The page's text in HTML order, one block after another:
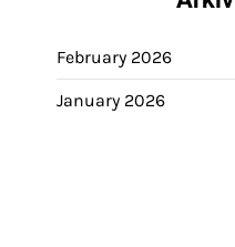
February 2026
January 2026